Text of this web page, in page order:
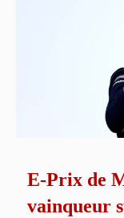
E-Prix de
vainqueur